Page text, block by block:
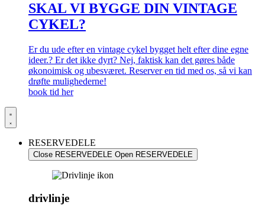
SKAL VI BYGGE DIN VINTAGE
CYKEL?
Er du ude efter en vintage cykel bygget helt efter dine egne
ideer.? Er det ikke dyrt? Nej, faktisk kan det gøres både
økonoimisk og ubesværet. Reserver en tid med os, så vi kan
drøfte mulighederne!
book tid her
RESERVEDELE
Close RESERVEDELE Open RESERVEDELE
drivlinje